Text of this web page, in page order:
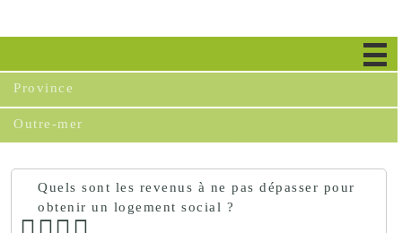
Province
Outre-mer
Quels sont les revenus à ne pas dépasser pour
obtenir un logement social ?